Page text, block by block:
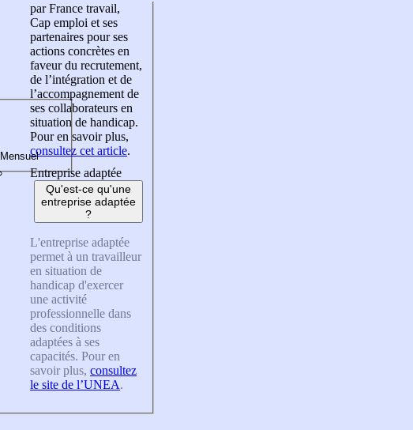
par France travail,
Cap emploi et ses
partenaires pour ses
actions concrètes en
faveur du recrutement,
de l’intégration et de
l’accompagnement de
ses collaborateurs en
situation de handicap.
Pour en savoir plus,
consultez cet article.
Entreprise adaptée
Qu'est-ce qu'une
entreprise adaptée
?
L'entreprise adaptée
permet à un travailleur
en situation de
handicap d'exercer
une activité
professionnelle dans
des conditions
adaptées à ses
capacités. Pour en
savoir plus, consultez
le site de l’UNEA.